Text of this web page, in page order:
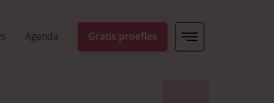
Agenda Gratis proefles